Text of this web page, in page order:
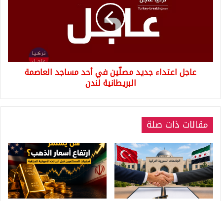
البريطانية
عاجل اعتداء جديد مصلّين في أحد مساجد العاصمة
البريطانية لندن
مقالات ذات صلة